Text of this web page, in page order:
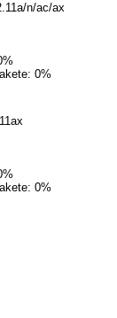
n/ac/ax
0%
0%